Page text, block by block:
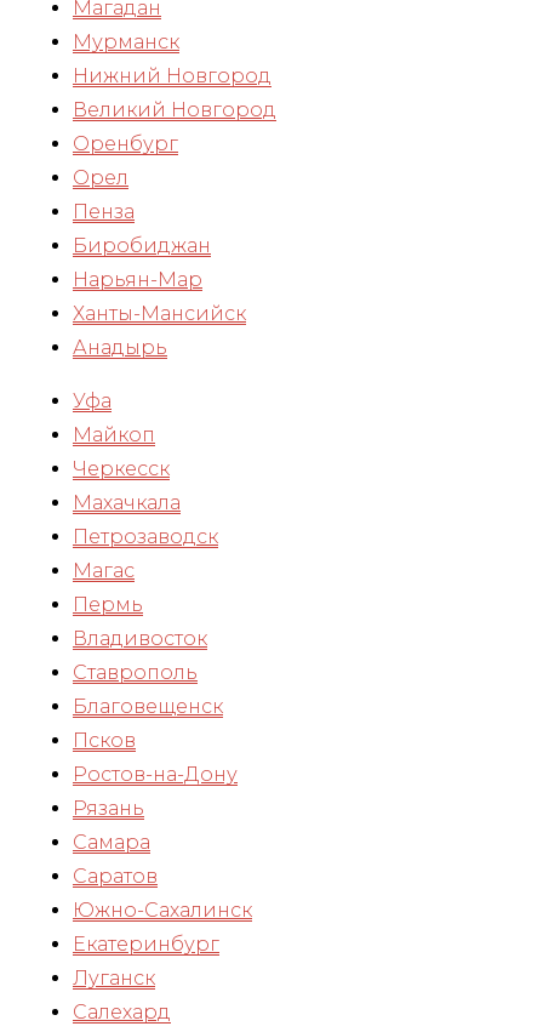
Магадан
Мурманск
Нижний Новгород
Великий Новгород
Оренбург
Орел
Пенза
Биробиджан
Нарьян-Мар
Ханты-Мансийск
Анадырь
Уфа
Майкоп
Черкесск
Махачкала
Петрозаводск
Магас
Пермь
Владивосток
Ставрополь
Благовещенск
Псков
Ростов-на-Дону
Рязань
Самара
Саратов
Южно-Сахалинск
Екатеринбург
Луганск
Салехард